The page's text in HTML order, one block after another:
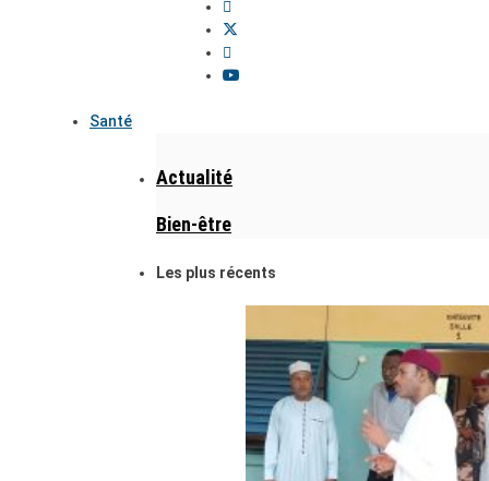
Santé
Actualité
Bien-être
Les plus récents